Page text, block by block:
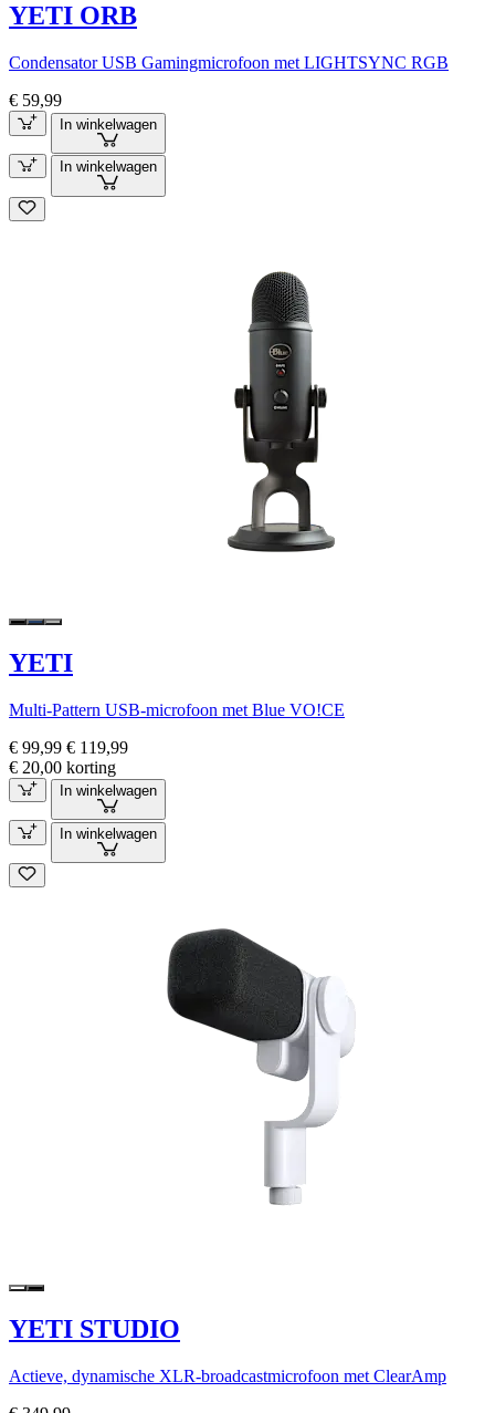
YETI ORB
Condensator USB Gamingmicrofoon met LIGHTSYNC RGB
€ 59,99
In winkelwagen
In winkelwagen
YETI
Multi-Pattern USB-microfoon met Blue VO!CE
€ 99,99 € 119,99
€ 20,00 korting
In winkelwagen
In winkelwagen
YETI STUDIO
Actieve, dynamische XLR-broadcastmicrofoon met ClearAmp